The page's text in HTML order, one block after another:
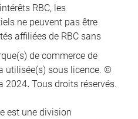
RBC, les
ne peuvent pas être
affiliées de RBC sans
de commerce de
utilisée(s) sous licence. ©
2024. Tous droits réservés.
est une division